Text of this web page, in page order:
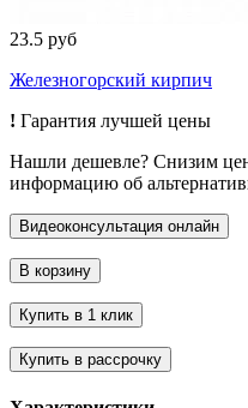
23.5 руб
Железногорский кирпич
! Гарантия лучшей цены
Нашли дешевле? Снизим
информацию об